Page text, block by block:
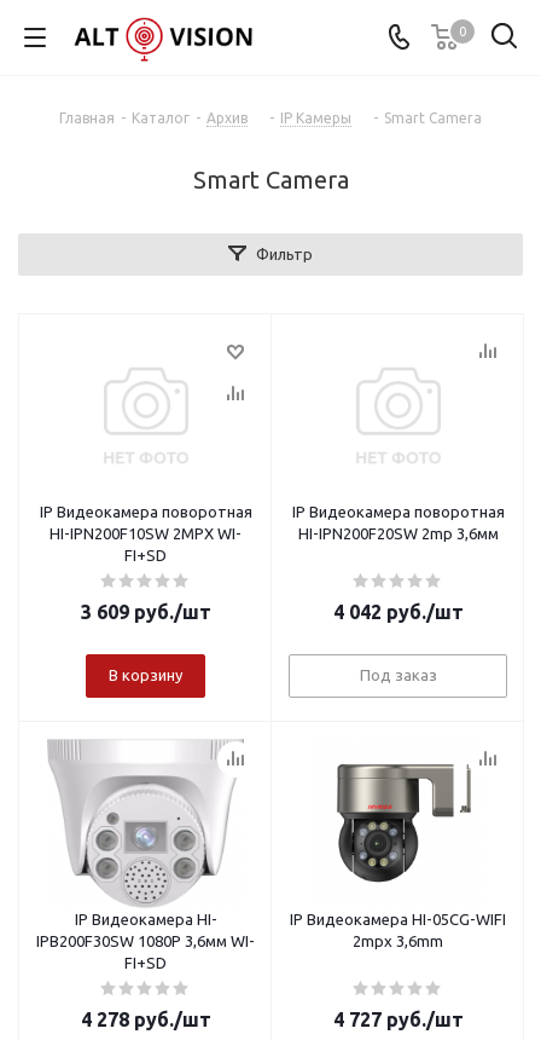
0
Главная - Каталог - Архив - IP Камеры - Smart Camera
Smart Camera
Фильтр
IP Видеокамера поворотная
HI-IPN200F10SW 2MPX WI-
FI+SD
3 609руб./шт
В корзину
IP Видеокамера поворотная
HI-IPN200F20SW 2mp 3,6мм
4 042 руб./шт
Под заказ
IP Видеокамера HI-
IPB200F30SW 1080P 3,6мм WI-
FI+SD
4 278руб./шт
IP Видеокамера HI-05CG-WIFI
2mpx 3,6mm
4 727руб./шт